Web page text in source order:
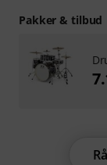
Pakker & tilbud